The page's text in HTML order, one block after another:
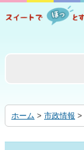
る
ホーム > 市政情報 >